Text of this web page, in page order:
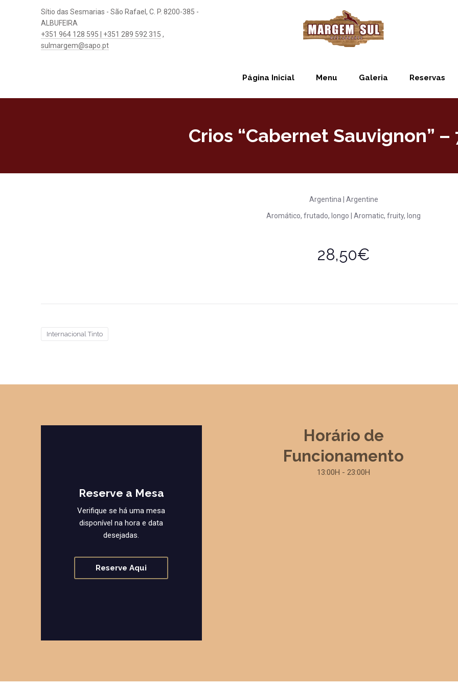
Sítio das Sesmarias - São Rafael, C. P. 8200-385 -
ALBUFEIRA
+351 964 128 595 | +351 289 592 315 ,
sulmargem@sapo.pt
Página Inicial Menu Galeria Reservas
Crios “Cabernet Sauvignon” –
Argentina | Argentine
Aromático, frutado, longo | Aromatic, fruity, long
28,50€
Internacional Tinto
Reserve a Mesa
Verifique se há uma mesa
disponível na hora e data
desejadas.
Reserve Aqui
Horário de
Funcionamento
13:00H - 23:00H